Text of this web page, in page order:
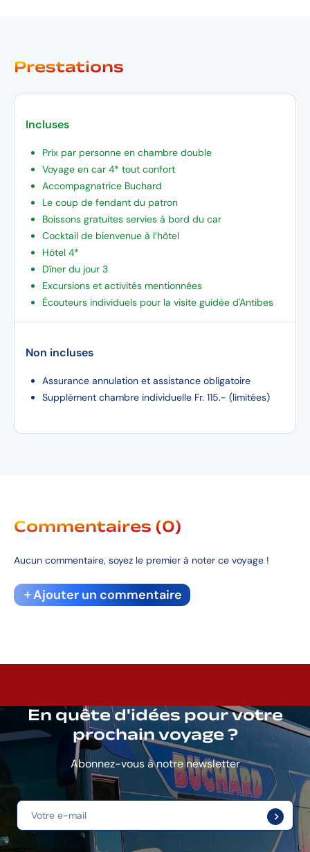
Prestations
Incluses
Prix par personne en chambre double
Voyage en car 4* tout confort
Accompagnatrice Buchard
Le coup de fendant du patron
Boissons gratuites servies à bord du car
Cocktail de bienvenue à l’hôtel
Hôtel 4*
Dîner du jour 3
Excursions et activités mentionnées
Écouteurs individuels pour la visite guidée d'Antibes
Non incluses
Assurance annulation et assistance obligatoire
Supplément chambre individuelle Fr. 115.- (limitées)
Commentaires (0)
Aucun commentaire, soyez le premier à noter ce voyage !
Ajouter un commentaire
En quête d'idées pour votre
prochain voyage ?
Abonnez-vous à notre newsletter